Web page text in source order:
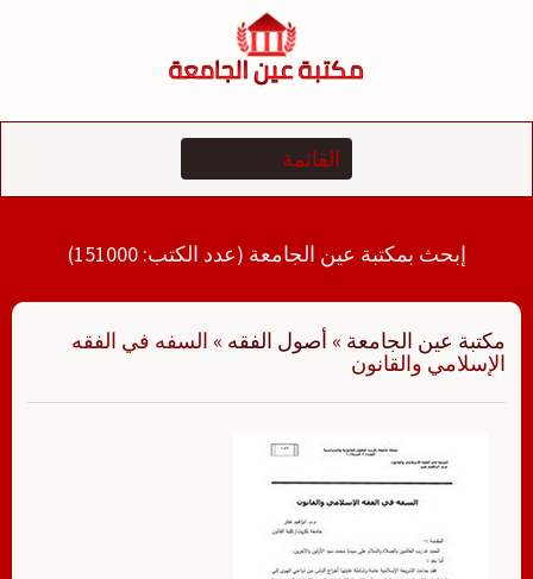
إبحث بمكتبة عين الجامعة (عدد الكتب: 151000)
مكتبة عين الجامعة » أصول الفقه » السفه في الفقه
الإسلامي والقانون